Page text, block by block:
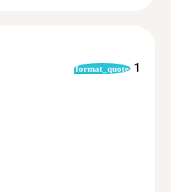
format_quote 1